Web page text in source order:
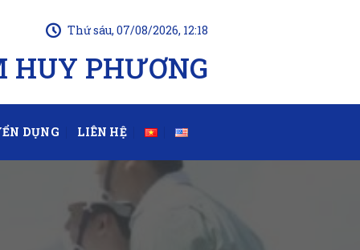
Thứ sáu, 07/08/2026, 12:18
HUY PHƯƠNG
DỤNG LIÊN HỆ